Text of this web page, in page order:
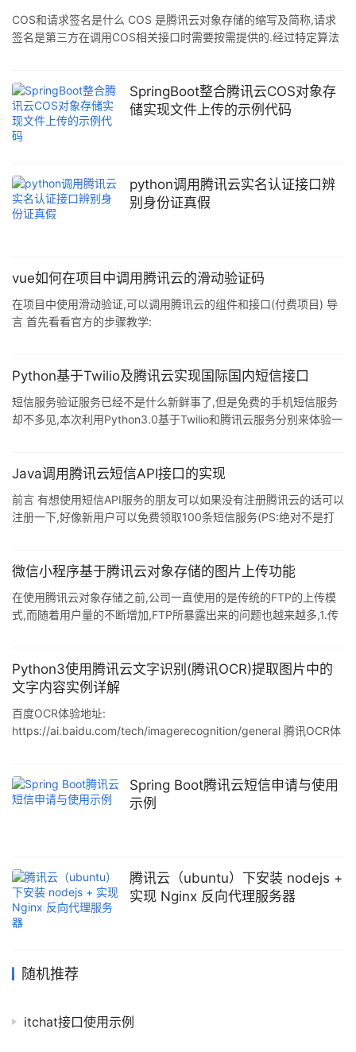
COS和请求签名是什么 COS 是腾讯云对象存储的缩写及简称,请求
签名是第三方在调用COS相关接口时需要按需提供的.经过特定算法
创建 COS 接口所需要的请求签名,与官方文档给出的示例做比较,验
证算法的正确性 认识请求签名 先来看一条官方文档给出的请求签名
的样子 q-sign-algorithm=sha1&q-ak=[SecretID]&q-sign-time
SpringBoot整合腾讯云COS对象存
储实现文件上传的示例代码
python调用腾讯云实名认证接口辨
别身份证真假
vue如何在项目中调用腾讯云的滑动验证码
在项目中使用滑动验证,可以调用腾讯云的组件和接口(付费项目) 导
言 首先看看官方的步骤教学:
法:"快速接入"和"定制接入". 项目是原生HTML 或者 jQuery 开发,那
&q
Python基于Twilio及腾讯云实现国际国内短信接口
短信服务验证服务已经不是什么新鲜事了,但是免费的手机短信服务
却不多见,本次利用Python3.0基于Twilio和腾讯云服务分别来体验一
的库 pip3 install twilio 随后编写发送脚本 #导包 导入客户端 from
Java调用腾讯云短信API接口的实现
前言 有想使用短信API服务的朋友可以如果没有注册腾讯云的话可以
注册一下,好像新用户可以免费领取100条短信服务(PS:绝对不是打
控制台,进入短信平台后,需要创建签名和创建正文模板. 1.创建签名模
会在2小时左右. 当你的签名审核通过后,在控制台可以看到签名的id
和签名的内容,其中签名的内容在后续
微信小程序基于腾讯云对象存储的图片上传功能
在使用腾讯云对象存储之前,公司一直使用的是传统的FTP的上传模
式,而随着用户量的不断增加,FTP所暴露出来的问题也越来越多,1.传
最开始的时候我们在腾讯云与阿里云中选择,最终我们选择腾讯云,腾
讯云在文件上传用时方面的性能比较突出,文件越大表现越好:在下载
不同大小文件删除用时上都比较稳定.当然这与我们主要用于
Python3使用腾讯云文字识别(腾讯OCR)提取图片中的
文字内容实例详解
百度OCR体验地址:
https://ai.baidu.com/tech/imagerecognition/general 腾讯OCR体
月免费,有6个文字识别的接口,一共是6,000次/月 百度接口调用之前
写过文章 python实现百度OCR图片识别过程解析 使用步骤 1.注册
Spring Boot腾讯云短信申请与使用
示例
腾讯云（ubuntu）下安装 nodejs +
实现 Nginx 反向代理服务器
随机推荐
itchat接口使用示例